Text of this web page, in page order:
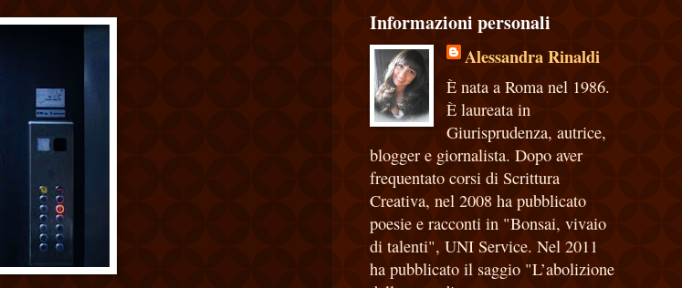
Informazioni personali
Alessandra Rinaldi
È nata a Roma nel 1986.
È laureata in
Giurisprudenza, autrice,
blogger e giornalista. Dopo aver
frequentato corsi di Scrittura
Creativa, nel 2008 ha pubblicato
poesie e racconti in "Bonsai, vivaio
di talenti", UNI Service. Nel 2011
ha pubblicato il saggio "L’abolizione